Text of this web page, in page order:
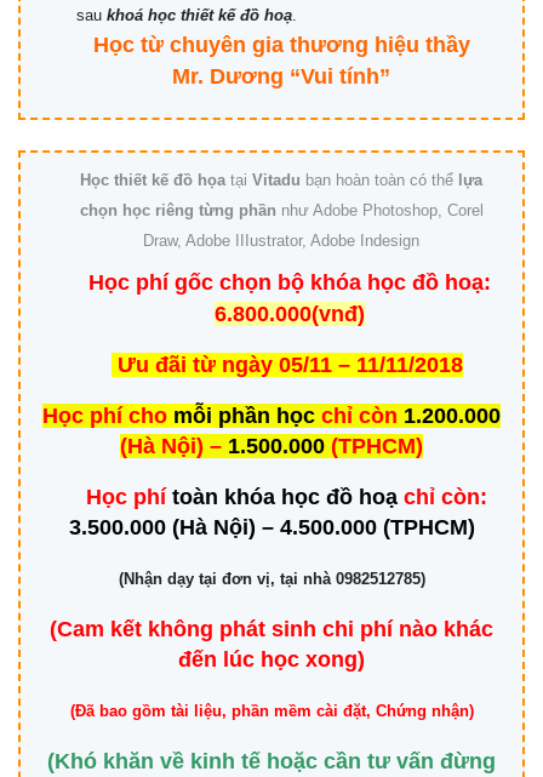
saukhoá học thiết kế đồ hoạ.
Học từ chuyên gia thương hiệu thầy
Mr. Dương “Vui tính”
Học thiết kế đồ họatại Vitadu bạn hoàn toàn có thể lựa
chọn học riêng từng phần như Adobe Photoshop, Corel
Draw, Adobe IIIustrator, Adobe Indesign
Học phí gốc chọn bộ khóa học đồ hoạ:
6.800.000(vnđ)
Ưu đãi từ ngày 05/11 – 11/11/2018
Học phí cho mỗi phần học chỉ còn 1.200.000
(Hà Nội) – 1.500.000 (TPHCM)
Học phí toàn khóa học đồ hoạ chỉ còn:
3.500.000 (Hà Nội) – 4.500.000 (TPHCM)
(Nhận dạy tại đơn vị, tại nhà 0982512785)
(Cam kết không phát sinh chi phí nào khác
đến lúc học xong)
(Đã bao gồm tài liệu, phần mềm cài đặt, Chứng nhận)
(Khó khăn về kinh tế hoặc cần tư vấn đừng